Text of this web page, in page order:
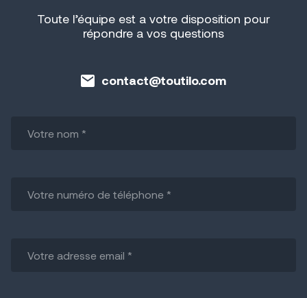
Toute l’équipe est a votre disposition pour
répondre a vos questions
contact@toutilo.com